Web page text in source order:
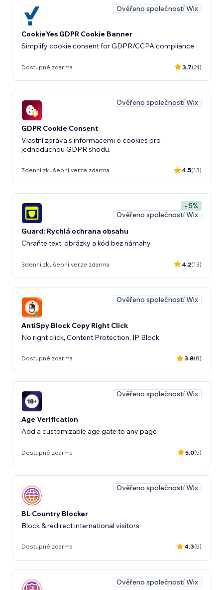
Ověřeno společností Wix
CookieYes GDPR Cookie Banner
Simplify cookie consent for GDPR/CCPA compliance
Dostupné zdarma 3.7(21)
Ověřeno společností Wix
GDPR Cookie Consent
Vlastní zpráva s informacemi o cookies pro
jednoduchou GDPR shodu.
7denní zkušební verze zdarma 4.5(13)
- 5%
Ověřeno společností Wix
Guard: Rychlá ochrana obsahu
Chraňte text, obrázky a kód bez námahy
3denní zkušební verze zdarma 4.2(13)
Ověřeno společností Wix
AntiSpy Block Copy Right Click
No right click, Content Protection, IP Block
Dostupné zdarma 3.8(8)
Ověřeno společností Wix
Age Verification
Add a customizable age gate to any page
Dostupné zdarma 5.0(5)
Ověřeno společností Wix
BL Country Blocker
Block & redirect international visitors
Dostupné zdarma 4.3(5)
Ověřeno společností Wix